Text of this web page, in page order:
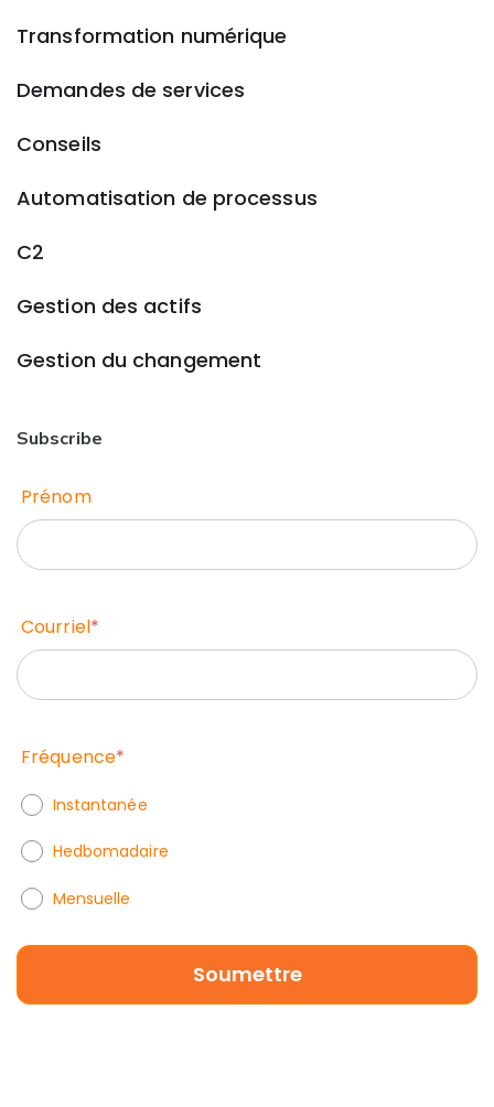
Transformation numérique
Demandes de services
Conseils
Automatisation de processus
C2
Gestion des actifs
Gestion du changement
Subscribe
Prénom
Courriel*
Fréquence*
Instantanée
Hedbomadaire
Mensuelle